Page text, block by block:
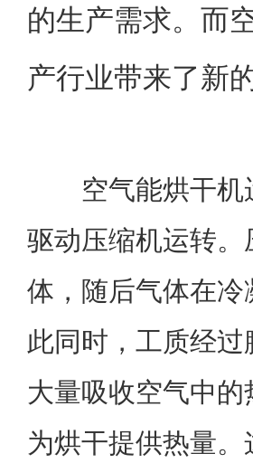
的生产需求。而
产行业带来了新
空气能烘干机
驱动压缩机运转
体，随后气体在
此同时，工质经
大量吸收空气中
为烘干提供热量